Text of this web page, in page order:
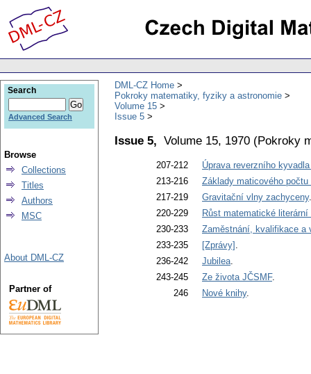
DML-CZ Home
Pokroky matematiky, fyziky a astronomie
Volume 15
Issue 5
Issue 5, Volume 15, 1970 (Pokroky
207-212
Úprava reverzního
213-216
Základy maticového
217-219
Gravitační vlny zachyceny
220-229
Růst matematické
230-233
Zaměstnání, kvalifikace a
233-235
[Zprávy] .
236-242
Jubilea.
243-245
Ze života JČSMF.
246
Nové knihy.
Search
Advanced Search
Browse
Collections
Titles
Authors
MSC
About DML-CZ
Partner of